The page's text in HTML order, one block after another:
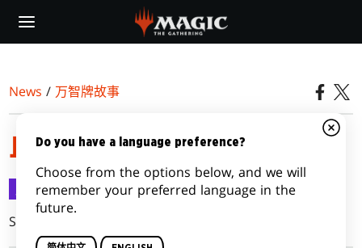
main
News / 万智牌故事
血腥指令
万智牌故事
2016-08-17
Shawn Main and Mel Li
Do you have a language preference?
Choose from the options below, and we will
remember your preferred language in the
future.